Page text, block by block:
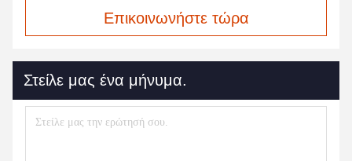
Επικοινωνήστε τώρα
Στείλε μας ένα μήνυμα.